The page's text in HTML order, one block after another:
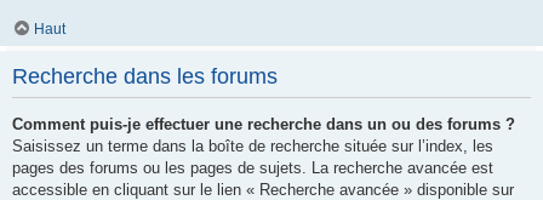
Haut
Recherche dans les forums
Comment puis-je effectuer une recherche dans un ou des forums ?
Saisissez un terme dans la boîte de recherche située sur l’index, les
pages des forums ou les pages de sujets. La recherche avancée est
accessible en cliquant sur le lien « Recherche avancée » disponible sur